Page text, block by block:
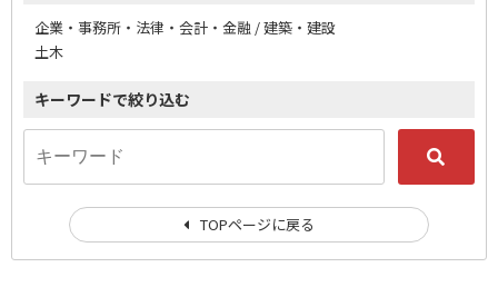
企業・事務所・法律・会計・金融 / 建築・建設
土木
キーワードで絞り込む
TOPページに戻る